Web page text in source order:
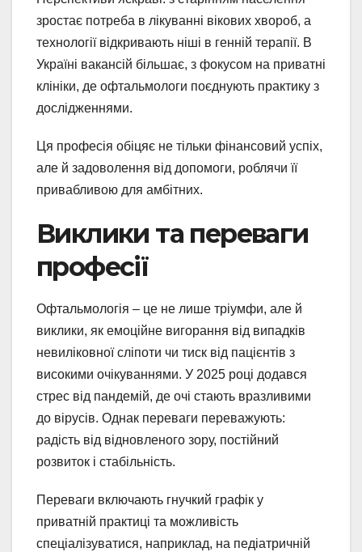
зростає потреба в лікуванні вікових хвороб, а
технології відкривають ніші в генній терапії. В
Україні вакансій більшає, з фокусом на приватні
клініки, де офтальмологи поєднують практику з
дослідженнями.
Ця професія обіцяє не тільки фінансовий успіх,
але й задоволення від допомоги, роблячи її
привабливою для амбітних.
Виклики та переваги
професії
Офтальмологія – це не лише тріумфи, але й
виклики, як емоційне вигорання від випадків
невиліковної сліпоти чи тиск від пацієнтів з
високими очікуваннями. У 2025 році додався
стрес від пандемій, де очі стають вразливими
до вірусів. Однак переваги переважують:
радість від відновленого зору, постійний
розвиток і стабільність.
Переваги включають гнучкий графік у
приватній практиці та можливість
спеціалізуватися, наприклад, на педіатричній